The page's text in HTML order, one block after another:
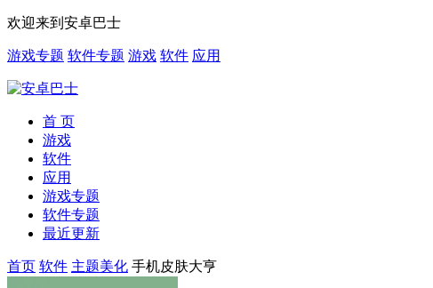
欢迎来到安卓巴士
游戏专题 软件专题 游戏 软件 应用
首 页
游戏
软件
应用
游戏专题
软件专题
最近更新
首页 软件 主题美化 手机皮肤大亨